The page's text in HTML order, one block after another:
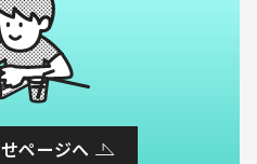
ページへ